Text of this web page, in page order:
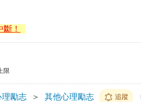
！
限
理勵志 ＞ 其他心理勵志 追蹤